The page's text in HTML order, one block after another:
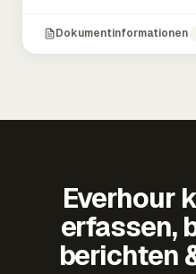
Dokumentinformationen
Everhour
erfassen,
berichten